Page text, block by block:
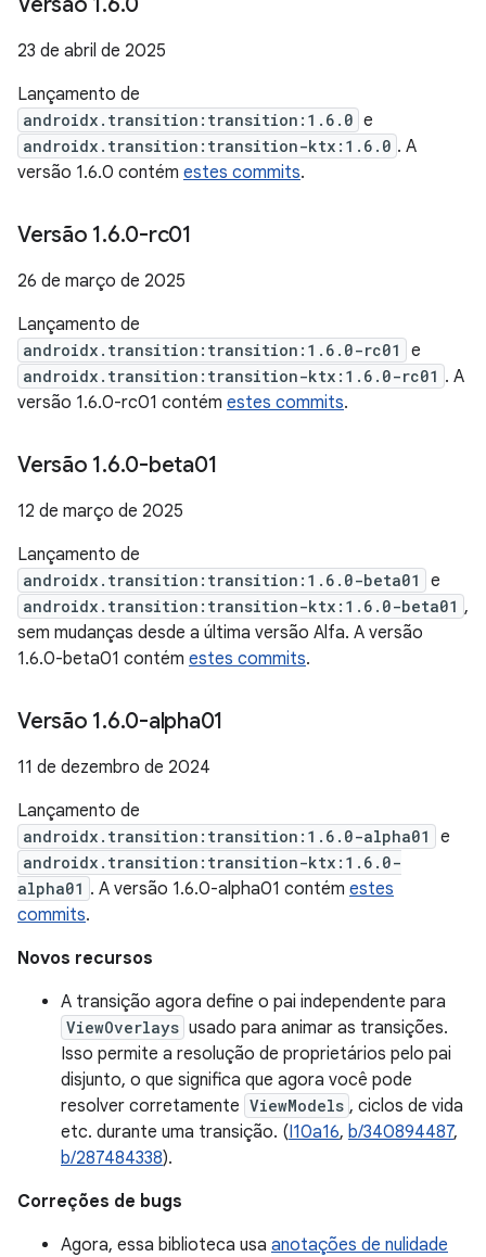
23 de abril de 2025
Lançamento de
androidx.transition:transition:1.6.0 e
androidx.transition:transition-ktx:1.6.0 . A
versão 1.6.0 contém estes commits.
Versão 1.6.0-rc01
26 de março de 2025
Lançamento de
androidx.transition:transition:1.6.0-rc01 e
androidx.transition:transition-ktx:1.6.0-rc01 . A
versão 1.6.0-rc01 contém estes commits.
Versão 1.6.0-beta01
12 de março de 2025
Lançamento de
androidx.transition:transition:1.6.0-beta01 e
androidx.transition:transition-ktx:1.6.0-beta01 ,
sem mudanças desde a última versão Alfa. A versão
1.6.0-beta01 contém estes commits.
Versão 1.6.0-alpha01
11 de dezembro de 2024
Lançamento de
androidx.transition:transition:1.6.0-alpha01 e
androidx.transition:transition-ktx:1.6.0-
alpha01 . A versão 1.6.0-alpha01 contém estes
commits.
Novos recursos
A transição agora define o pai independente para
ViewOverlays usado para animar as transições.
Isso permite a resolução de proprietários pelo pai
disjunto, o que significa que agora você pode
resolver corretamente ViewModels , ciclos de vida
etc. durante uma transição. (I10a16, b/340894487,
b/287484338).
Correções de bugs
Agora, essa biblioteca usa anotações de nulidade